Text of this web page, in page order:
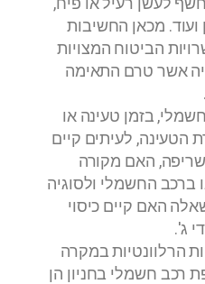
ועוד. מכאן החשיבות
הביטוח המצויות
אשר טרם התאימה
בזמן טעינה או
הטעינה, לעיתים קיים
האם מקורה
החשמלי ולסוגיה
האם קיים כיסוי
ג'.
הרלוונטיות במקרה
רכב חשמלי בחניון הן